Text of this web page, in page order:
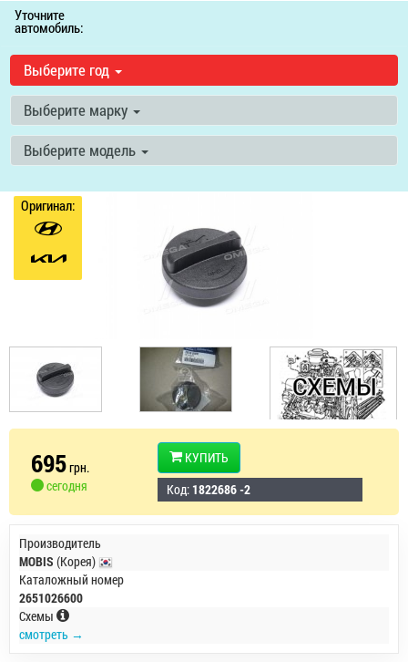
Уточните
автомобиль:
Выберите год
Выберите марку
Выберите модель
Оригинал:
695грн.
сегодня
КУПИТЬ
Код: 1822686 -2
Производитель
MOBIS (Корея)
Каталожный номер
2651026600
Схемы
смотреть →